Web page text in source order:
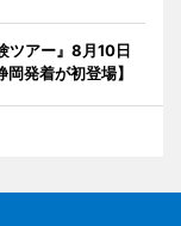
ツアー』8月10日
発着が初登場】